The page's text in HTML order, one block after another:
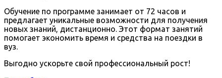
Обучение по программе занимает от 72 часов и
предлагает уникальные возможности для получения
новых знаний, дистанционно. Этот формат занятий
помогает экономить время и средства на поездки в
вуз.
Выгодно ускорьте свой профессиональный рост!